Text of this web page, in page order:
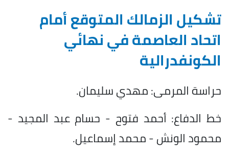
تشكيل الزمالك المتوقع أمام
اتحاد العاصمة في نهائي
الكونفدرالية
حراسة المرمى: مهدي سليمان.
خط الدفاع: أحمد فتوح - حسام عبد المجيد -
محمود الونش - محمد إسماعيل.